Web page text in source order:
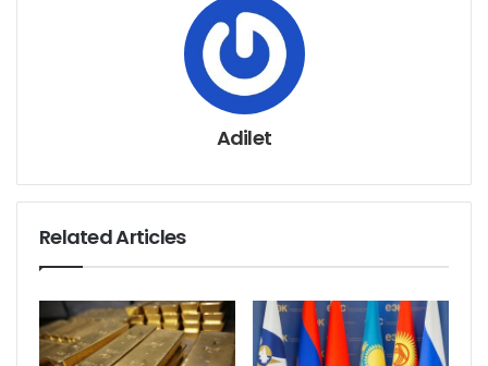
о
т
Adilet
Related Articles